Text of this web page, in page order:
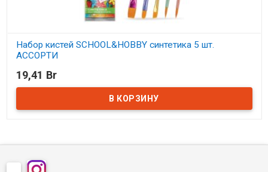
Набор кистей SCHOOL&HOBBY синтетика 5 шт.
АССОРТИ
В наличии
19,41 Br